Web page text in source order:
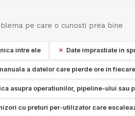
pe care o cunosti prea bine
intre ele Date imprastiate in
a datelor care pierde ore in
asupra operatiunilor, pipeline-ului sau
cu preturi per-utilizator care